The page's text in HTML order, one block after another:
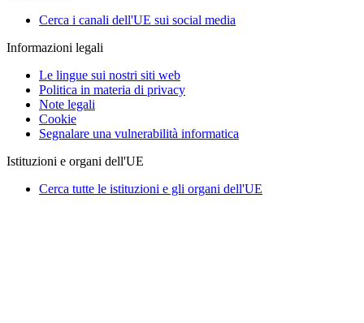
Cerca i canali dell'UE sui social media
Informazioni legali
Le lingue sui nostri siti web
Politica in materia di privacy
Note legali
Cookie
Segnalare una vulnerabilità informatica
Istituzioni e organi dell'UE
Cerca tutte le istituzioni e gli organi dell'UE